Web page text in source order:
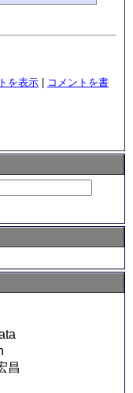
を表示
コメントを書
昌